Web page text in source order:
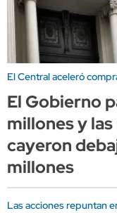
El Central aceleró
El Gobierno
millones y
cayeron
millones
Las acciones repuntan